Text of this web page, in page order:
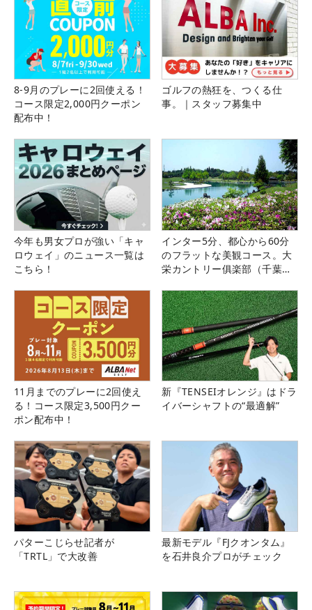
8-9月のプレーに2回使える！
コース限定2,000円クーポン
配布中！
ゴルフの熱狂を、つくる仕
事。｜スタッフ募集中
今年も男女プロが強い「キャ
ロウェイ」のニュース一覧は
こちら！
インター5分、都心から60分
のフラットな美観コース。大
栄カントリー俱楽部（千葉
11月までのプレーに2回使え
る！コース限定3,500円クー
ポン配布中！
新『TENSEIオレンジ』はドラ
イバーシャフトの“最適解”
パターこじらせ記者が
「TRTL」で大改善
最新モデル『FJクオンタム』
を石井良介プロがチェック